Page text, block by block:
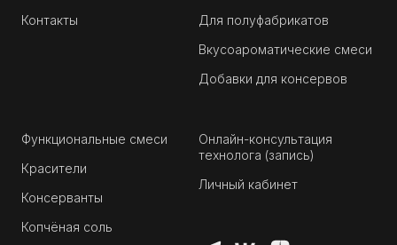
Контакты
Для полуфабрикатов
Вкусоароматические смеси
Добавки для консервов
Функциональные смеси
Красители
Консерванты
Копчёная соль
Онлайн-консультация
технолога (запись)
Личный кабинет